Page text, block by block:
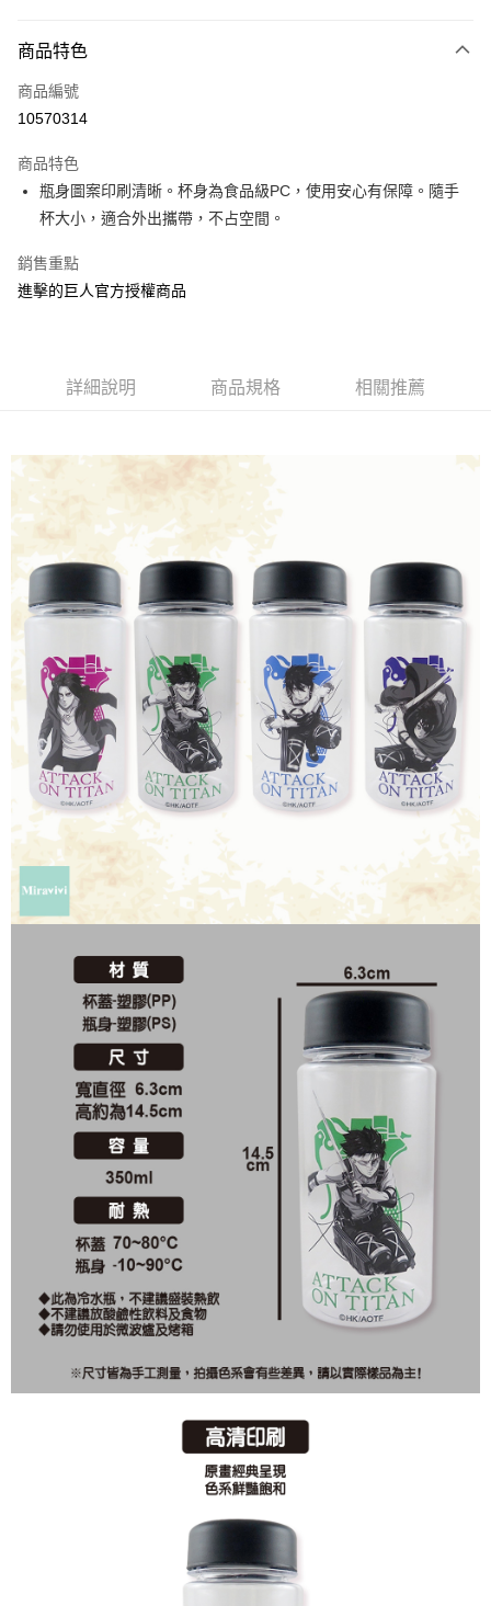
信用卡一次付款
超商取貨付款
Apple Pay
街口支付
悠遊付
AFTEE先享後付是「在收到商品之後才付款」的支付方式。 讓您購物簡單
便利好安心！
３．安心：先確認商品／服務後，再付款。
【「AFTEE先享後付」結帳流程】
１．於結帳方式選擇「AFTEE先享後付」後，將跳轉至「AFTEE先享後付」
結帳頁面，進行簡訊認證並確認金額後，即可完成結帳。
２．訂單成立數日內，您將收到繳費通知簡訊。
３．收到繳費通知簡訊後14天內，點擊此簡訊中的連結，可透過四大超商／
ATM／網路銀行／等多元方式進行付款，方視為交易完成。
※ 請注意：結帳手續完成當下不需立刻繳費，但若您需要取消訂單，請聯絡
購買商品的店家。未經商家同意取消之訂單仍視為有效，需透過AFTEE先享
後付繳納相關費用。
※ 交易是否成功請以「AFTEE先享後付 」之結帳頁面顯示為準，若有關於
是否繳費成功／繳費後需取消欲退款等相關疑問，請聯繫「AFTEE先享後付
客戶支援中心」 https://netprotections.freshdesk.com/support/home
【注意事項】
１．透過由恩沛科技股份有限公司提供之「AFTEE先享後付」服務完成之交
易，需依本服務之必要範圍內提供個人資料，並將交易相關給付款項請求債
權轉讓予恩沛科技股份有限公司。
２．關於個人資料處理事宜，請瀏覽以下網址：
https://aftee.tw/terms/#terms3
３．未成年的使用者請事先徵得法定代理人或監護人之同意方可使用
「AFTEE先享後付」，若未經同意申辦者引起之損失，本公司不負相關責
請求用戶進行身份認證。
５．嚴禁一人註冊多個帳號或使用他人資訊註冊。若發現惡意使用之情形，
恩沛科技股份有限公司將有權停止該用戶之使用額度並採取法律行動。
ATM付款
全家付款取貨
每筆NT$60，滿NT$499(含以上)免運費
付款後全家取貨
每筆NT$60，滿NT$499(含以上)免運費
7-11付款取貨
每筆NT$60，滿NT$499(含以上)免運費
付款後7-11取貨
每筆NT$60，滿NT$499(含以上)免運費
宅配
每筆NT$120，滿NT$499(含以上)免運費
海外宅配 查看運費
商品特色
商品編號
10570314
商品特色
瓶身圖案印刷清晰。杯身為食品級PC，使用安心有保障。隨手
杯大小，適合外出攜帶，不占空間。
銷售重點
進擊的巨人官方授權商品
詳細說明 商品規格 相關推薦